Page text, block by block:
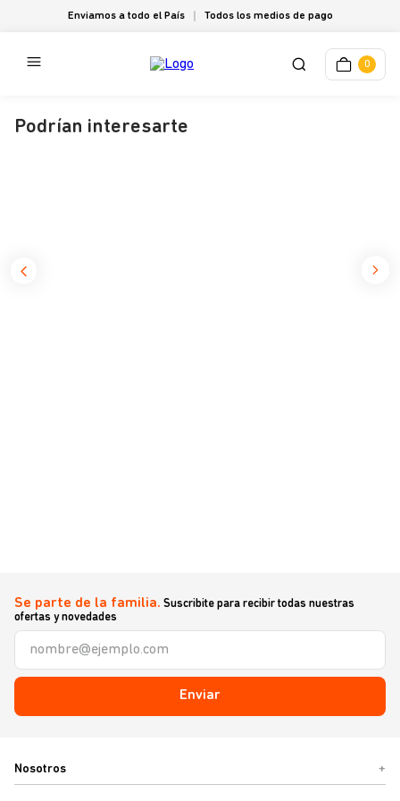
Enviamos a todo el País Todos los medios de pago
0
Podrían interesarte
Se parte de la familia. Suscribite para recibir todas nuestras
ofertas y novedades
Enviar
Nosotros +